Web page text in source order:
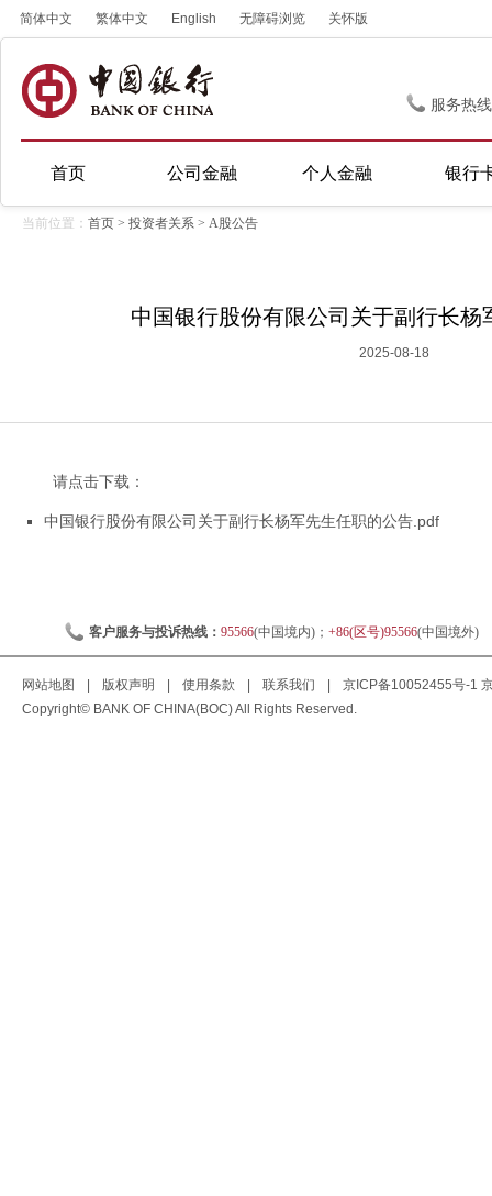
简体中文 繁体中文 English 无障碍浏览 关怀版
服务热
首页 公司金融 个人金融 银行
当前位置： 首页 > 投资者关系 > A股公告
中国银行股份有限公司关于副行长杨
2025-08-18
请点击下载：
中国银行股份有限公司关于副行长杨军先生任职的公告.pdf
客户服务与投诉热线： 95566(中国境内)； +86(区号)95566(中国境外)
网站地图 版权声明 使用条款 联系我们 京ICP备10052455号-1
Copyright© BANK OF CHINA(BOC) All Rights Reserved.